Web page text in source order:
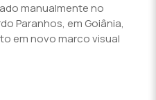
manualmente no
Paranhos, em Goiânia,
em novo marco visual